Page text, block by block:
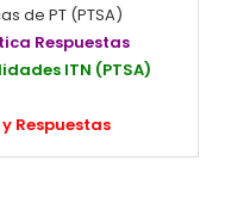
de PT (PTSA)
Respuestas
ITN (PTSA)
Respuestas